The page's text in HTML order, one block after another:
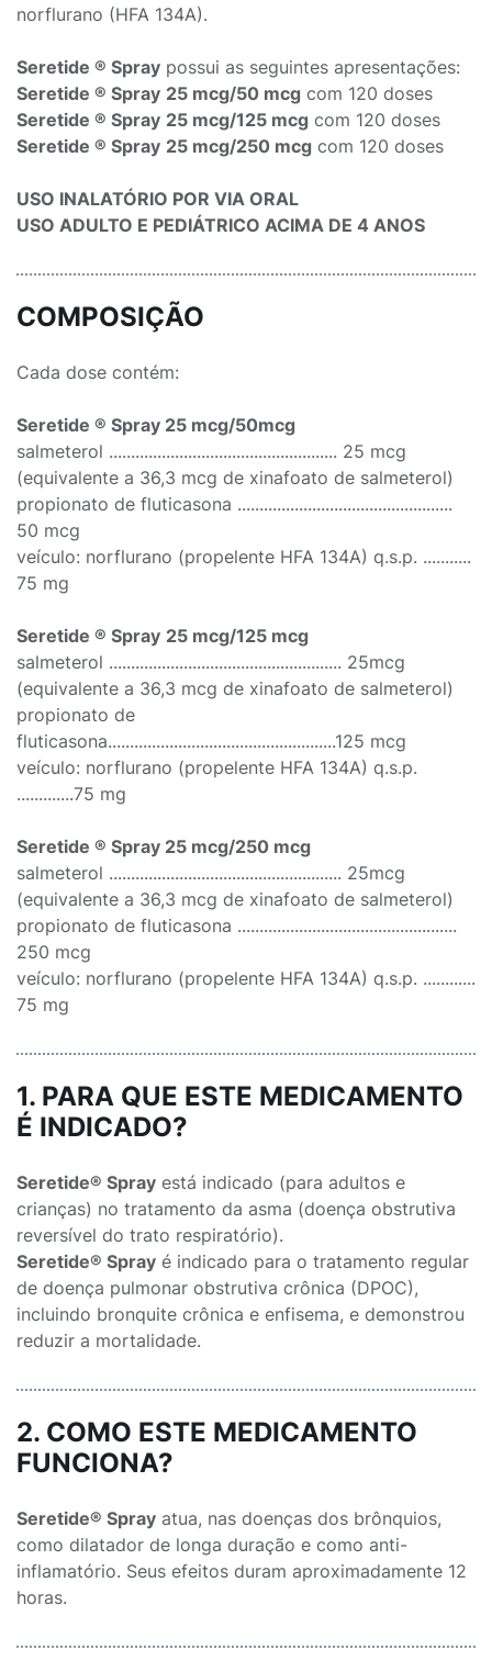
norflurano (HFA 134A).
Seretide ® Spray possui as seguintes apresentações:
Seretide ® Spray 25 mcg/50 mcg com 120 doses
Seretide ® Spray 25 mcg/125 mcg com 120 doses
Seretide ® Spray 25 mcg/250 mcg com 120 doses
USO INALATÓRIO POR VIA ORAL
USO ADULTO E PEDIÁTRICO ACIMA DE 4 ANOS
COMPOSIÇÃO
Cada dose contém:
Seretide ® Spray 25 mcg/50mcg
salmeterol .................................................... 25 mcg
(equivalente a 36,3 mcg de xinafoato de salmeterol)
propionato de fluticasona .................................................
50 mcg
veículo: norflurano (propelente HFA 134A) q.s.p. ...........
75 mg
Seretide ® Spray 25 mcg/125 mcg
salmeterol ..................................................... 25mcg
(equivalente a 36,3 mcg de xinafoato de salmeterol)
propionato de
fluticasona....................................................125 mcg
veículo: norflurano (propelente HFA 134A) q.s.p.
.............75 mg
Seretide ® Spray 25 mcg/250 mcg
salmeterol ..................................................... 25mcg
(equivalente a 36,3 mcg de xinafoato de salmeterol)
propionato de fluticasona ..................................................
250 mcg
veículo: norflurano (propelente HFA 134A) q.s.p. ............
75 mg
1. PARA QUE ESTE MEDICAMENTO
É INDICADO?
Seretide® Spray está indicado (para adultos e
crianças) no tratamento da asma (doença obstrutiva
reversível do trato respiratório).
Seretide® Spray é indicado para o tratamento regular
de doença pulmonar obstrutiva crônica (DPOC),
incluindo bronquite crônica e enfisema, e demonstrou
reduzir a mortalidade.
2. COMO ESTE MEDICAMENTO
FUNCIONA?
Seretide® Spray atua, nas doenças dos brônquios,
como dilatador de longa duração e como anti-
inflamatório. Seus efeitos duram aproximadamente 12
horas.